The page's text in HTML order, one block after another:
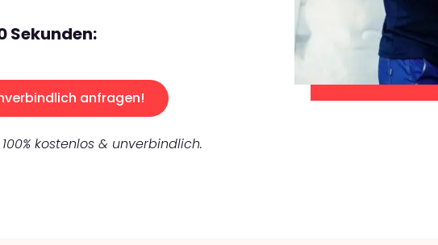
Sekunden:
anfragen!
kostenlos & unverbindlich.